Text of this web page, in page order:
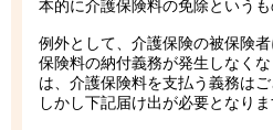
本的に介護保険料の免除というも
例外として、介護保険の被保険
保険料の納付義務が発生しなく
は、介護保険料を支払う義務はご
しかし下記届け出が必要となりま